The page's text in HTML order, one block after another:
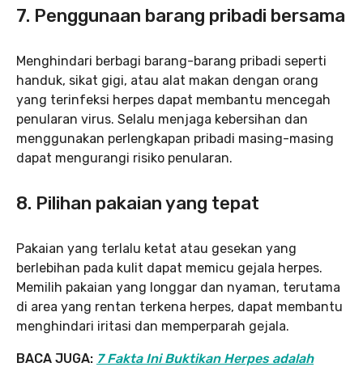
7. Penggunaan barang pribadi bersama
Menghindari berbagi barang-barang pribadi seperti
handuk, sikat gigi, atau alat makan dengan orang
yang terinfeksi herpes dapat membantu mencegah
penularan virus. Selalu menjaga kebersihan dan
menggunakan perlengkapan pribadi masing-masing
dapat mengurangi risiko penularan.
8. Pilihan pakaian yang tepat
Pakaian yang terlalu ketat atau gesekan yang
berlebihan pada kulit dapat memicu gejala herpes.
Memilih pakaian yang longgar dan nyaman, terutama
di area yang rentan terkena herpes, dapat membantu
menghindari iritasi dan memperparah gejala.
BACA JUGA: 7 Fakta Ini Buktikan Herpes adalah